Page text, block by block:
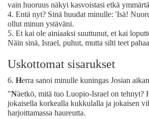
vain huoruus näkyi kasvoistasi etkä
4. Entä nyt? Sinä huudat minulle: 'Isä!
ollut minun ystäväni.
5. Et kai ole ainiaaksi suuttunut, et kai
Näin sinä, Israel, puhut, mutta silti teet
Uskottomat sisarukset
6. Herra sanoi minulle kuningas Josian
"Näetkö, mitä tuo Luopio-Israel on tehnyt?
jokaisella korkealla kukkulalla ja jokaisen
harjoittamassa haureutta.